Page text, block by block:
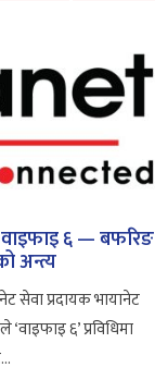
६ — बफरिङ
अन्त्य
सेवा प्रदायक भायानेट
६’ प्रविधिमा